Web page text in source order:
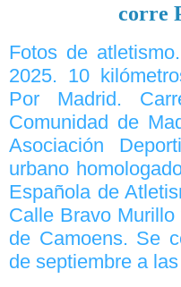
corre
Fotos de
2025. 10
Por Madrid.
Comunidad de
Asociación
urbano
Española de
Calle Bravo
de Camoens. Se
de septiembre a